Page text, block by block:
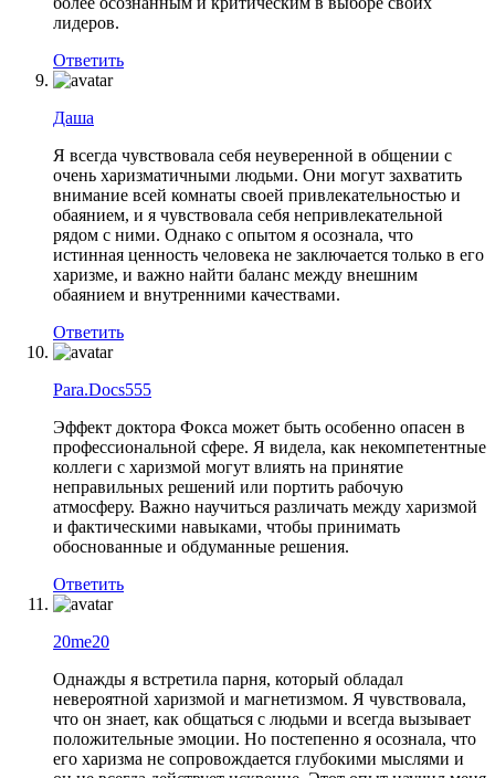
лидеров.
Ответить
Даша
Я всегда чувствовала себя неуверенной в общении с
очень харизматичными людьми. Они могут захватить
внимание всей комнаты своей привлекательностью и
обаянием, и я чувствовала себя непривлекательной
рядом с ними. Однако с опытом я осознала, что
истинная ценность человека не заключается только в его
харизме, и важно найти баланс между внешним
обаянием и внутренними качествами.
Ответить
Para.Docs555
Эффект доктора Фокса может быть особенно опасен в
профессиональной сфере. Я видела, как некомпетентные
коллеги с харизмой могут влиять на принятие
неправильных решений или портить рабочую
атмосферу. Важно научиться различать между харизмой
и фактическими навыками, чтобы принимать
обоснованные и обдуманные решения.
Ответить
20me20
Однажды я встретила парня, который обладал
невероятной харизмой и магнетизмом. Я чувствовала,
что он знает, как общаться с людьми и всегда вызывает
положительные эмоции. Но постепенно я осознала, что
его харизма не сопровождается глубокими мыслями и